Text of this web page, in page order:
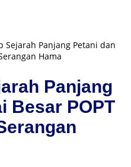
Sejarah Panjang Petani dan
Hama
Panjang
Besar POPT